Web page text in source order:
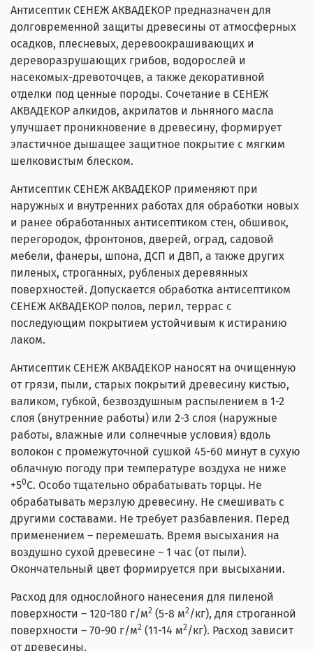
Антисептик СЕНЕЖ АКВАДЕКОР предназначен для
долговременной защиты древесины от атмосферных
осадков, плесневых, деревоокрашивающих и
дереворазрушающих грибов, водорослей и
насекомых-древоточцев, а также декоративной
отделки под ценные породы. Сочетание в СЕНЕЖ
АКВАДЕКОР алкидов, акрилатов и льняного масла
улучшает проникновение в древесину, формирует
эластичное дышащее защитное покрытие с мягким
шелковистым блеском.
Антисептик СЕНЕЖ АКВАДЕКОР применяют при
наружных и внутренних работах для обработки новых
и ранее обработанных антисептиком стен, обшивок,
перегородок, фронтонов, дверей, оград, садовой
мебели, фанеры, шпона, ДСП и ДВП, а также других
пиленых, строганных, рубленых деревянных
поверхностей. Допускается обработка антисептиком
СЕНЕЖ АКВАДЕКОР полов, перил, террас с
последующим покрытием устойчивым к истиранию
лаком.
Антисептик СЕНЕЖ АКВАДЕКОР наносят на очищенную
от грязи, пыли, старых покрытий древесину кистью,
валиком, губкой, безвоздушным распылением в 1-2
слоя (внутренние работы) или 2-3 слоя (наружные
работы, влажные или солнечные условия) вдоль
волокон с промежуточной сушкой 45-60 минут в сухую
облачную погоду при температуре воздуха не ниже
+50С. Особо тщательно обрабатывать торцы. Не
обрабатывать мерзлую древесину. Не смешивать с
другими составами. Не требует разбавления. Перед
применением – перемешать. Время высыхания на
воздушно сухой древесине – 1 час (от пыли).
Окончательный цвет формируется при высыхании.
Расход для однослойного нанесения для пиленой
поверхности – 120-180 г/м2 (5-8 м2 /кг), для строганной
поверхности – 70-90 г/м2 (11-14 м2 /кг). Расход зависит
от древесины.